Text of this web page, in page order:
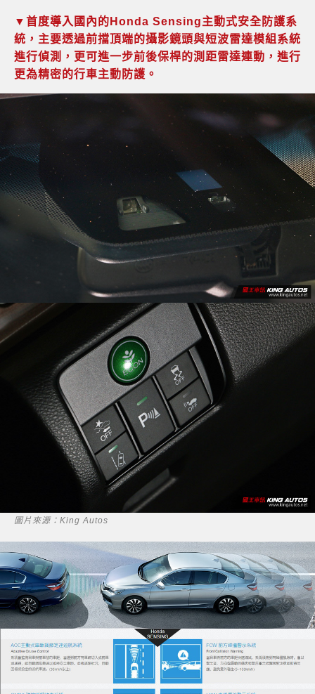
▼首度導入國內的Honda Sensing主動式安全防護系
統，主要透過前擋頂端的攝影鏡頭與短波雷達模組系統
進行偵測，更可進一步前後保桿的測距雷達連動，進行
更為精密的行車主動防護。
圖片來源：King Autos